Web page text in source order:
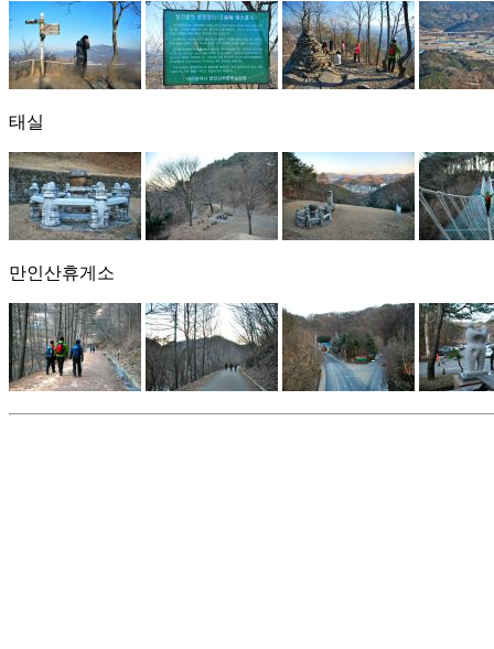
태실
만인산휴게소